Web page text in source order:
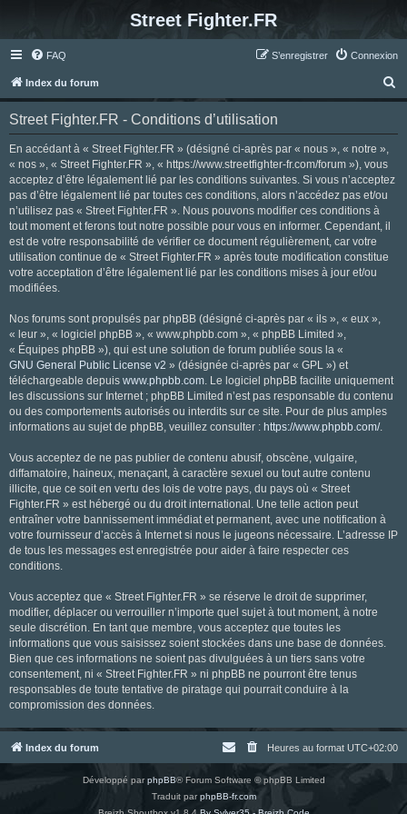
Street Fighter.FR
FAQ Connexion
S’enregistrer
Index du forum
e
Street Fighter.FR - Conditions d’utilisation
En accédant à « Street Fighter.FR » (désigné ci-après par « nous », « notre »,
« nos », « Street Fighter.FR », « https://www.streetfighter-fr.com/forum »), vous
acceptez d’être légalement lié par les conditions suivantes. Si vous n’acceptez
pas d’être légalement lié par toutes ces conditions, alors n’accédez pas et/ou
n’utilisez pas « Street Fighter.FR ». Nous pouvons modifier ces conditions à
tout moment et ferons tout notre possible pour vous en informer. Cependant, il
est de votre responsabilité de vérifier ce document régulièrement, car votre
utilisation continue de « Street Fighter.FR » après toute modification constitue
votre acceptation d’être légalement lié par les conditions mises à jour et/ou
modifiées.
Nos forums sont propulsés par phpBB (désigné ci-après par « ils », « eux »,
« leur », « logiciel phpBB », « www.phpbb.com », « phpBB Limited »,
« Équipes phpBB »), qui est une solution de forum publiée sous la «
GNU General Public License v2 » (désignée ci-après par « GPL ») et
téléchargeable depuis www.phpbb.com. Le logiciel phpBB facilite uniquement
les discussions sur Internet ; phpBB Limited n’est pas responsable du contenu
ou des comportements autorisés ou interdits sur ce site. Pour de plus amples
informations au sujet de phpBB, veuillez consulter : https://www.phpbb.com/.
Vous acceptez de ne pas publier de contenu abusif, obscène, vulgaire,
diffamatoire, haineux, menaçant, à caractère sexuel ou tout autre contenu
illicite, que ce soit en vertu des lois de votre pays, du pays où « Street
Fighter.FR » est hébergé ou du droit international. Une telle action peut
entraîner votre bannissement immédiat et permanent, avec une notification à
votre fournisseur d’accès à Internet si nous le jugeons nécessaire. L’adresse IP
de tous les messages est enregistrée pour aider à faire respecter ces
conditions.
Vous acceptez que « Street Fighter.FR » se réserve le droit de supprimer,
modifier, déplacer ou verrouiller n’importe quel sujet à tout moment, à notre
seule discrétion. En tant que membre, vous acceptez que toutes les
informations que vous saisissez soient stockées dans une base de données.
Bien que ces informations ne soient pas divulguées à un tiers sans votre
consentement, ni « Street Fighter.FR » ni phpBB ne pourront être tenus
responsables de toute tentative de piratage qui pourrait conduire à la
compromission des données.
Index du forum Heures au format UTC+02:00
Développé parphpBB® Forum Software © phpBB Limited
Traduit parphpBB-fr.com